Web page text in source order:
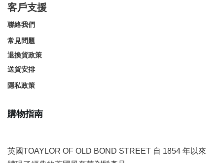
客戶支援
聯絡我們
常見問題
退換貨政策
送貨安排
隱私政策
購物指南
英國TOAYLOR OF OLD BOND STREET 自 1854 年以來